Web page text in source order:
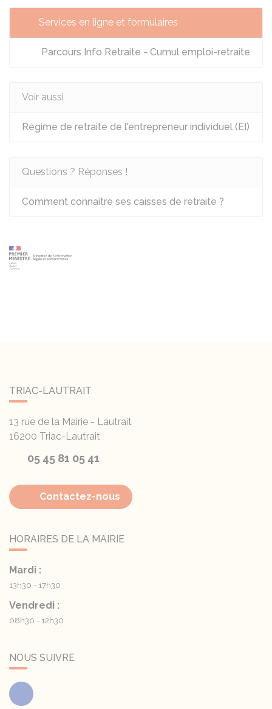
Services en ligne et formulaires
Parcours Info Retraite - Cumul emploi-retraite
Voir aussi
Régime de retraite de l'entrepreneur individuel (EI)
Questions ? Réponses !
Comment connaître ses caisses de retraite ?
TRIAC-LAUTRAIT
13 rue de la Mairie - Lautrait
16200 Triac-Lautrait
05 45 81 05 41
Contactez-nous
HORAIRES DE LA MAIRIE
Mardi :
13h30 - 17h30
Vendredi :
08h30 - 12h30
NOUS SUIVRE
Facebook